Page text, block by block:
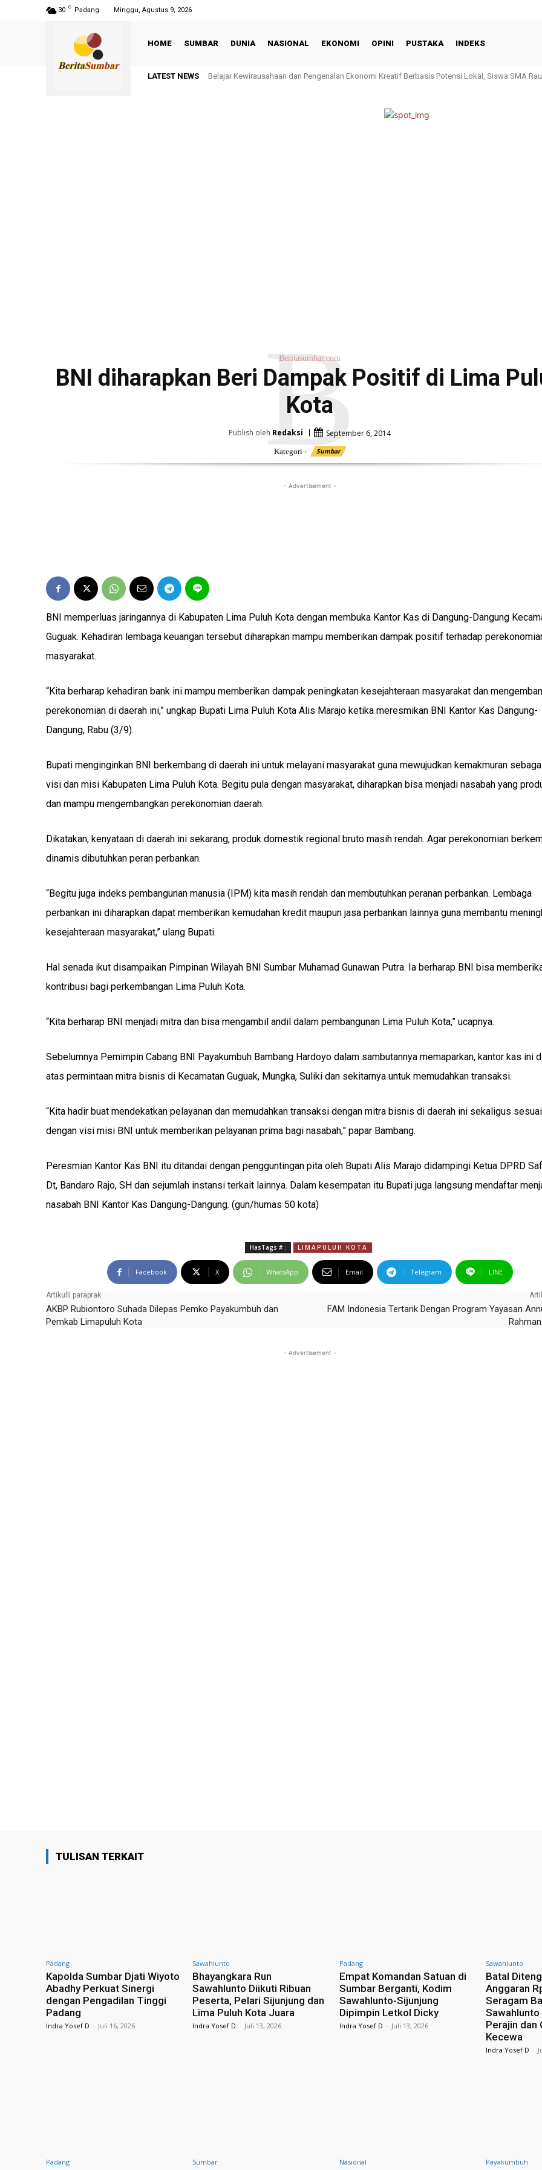
30 C Padang Minggu, Agustus 9, 2026
HOME SUMBAR DUNIA NASIONAL EKONOMI OPINI PUSTAKA INDEKS
LATEST NEWSBelajar Kewirausahaan dan Pengenalan Ekonomi Kreatif Berbasis Potensi Lokal, Siswa SMA
Melalui Program Non Fisik TMMD/N ke 129, Warga Jorong Buluah Kasok Dibekali Pemahaman
Beritasumbar.com
BNI diharapkan Beri Dampak Positif di Lima
Kota
B
Publish oleh Redaksi September 6, 2014
Kategori - Sumbar
- Advertisement -
BNI memperluas jaringannya di Kabupaten Lima Puluh Kota dengan membuka Kantor Kas di Dangung-Dangung
Guguak. Kehadiran lembaga keuangan tersebut diharapkan mampu memberikan dampak positif terhadap
masyarakat.
“Kita berharap kehadiran bank ini mampu memberikan dampak peningkatan kesejahteraan masyarakat dan
perekonomian di daerah ini,” ungkap Bupati Lima Puluh Kota Alis Marajo ketika meresmikan BNI Kantor Kas Dangung-
Dangung, Rabu (3/9).
Bupati menginginkan BNI berkembang di daerah ini untuk melayani masyarakat guna mewujudkan kemakmuran
visi dan misi Kabupaten Lima Puluh Kota. Begitu pula dengan masyarakat, diharapkan bisa menjadi nasabah yang
dan mampu mengembangkan perekonomian daerah.
Dikatakan, kenyataan di daerah ini sekarang, produk domestik regional bruto masih rendah. Agar perekonomian
dinamis dibutuhkan peran perbankan.
“Begitu juga indeks pembangunan manusia (IPM) kita masih rendah dan membutuhkan peranan perbankan. Lembaga
perbankan ini diharapkan dapat memberikan kemudahan kredit maupun jasa perbankan lainnya guna membantu
kesejahteraan masyarakat,” ulang Bupati.
Hal senada ikut disampaikan Pimpinan Wilayah BNI Sumbar Muhamad Gunawan Putra. Ia berharap BNI bisa
kontribusi bagi perkembangan Lima Puluh Kota.
“Kita berharap BNI menjadi mitra dan bisa mengambil andil dalam pembangunan Lima Puluh Kota,” ucapnya.
Sebelumnya Pemimpin Cabang BNI Payakumbuh Bambang Hardoyo dalam sambutannya memaparkan, kantor kas ini
atas permintaan mitra bisnis di Kecamatan Guguak, Mungka, Suliki dan sekitarnya untuk memudahkan transaksi.
“Kita hadir buat mendekatkan pelayanan dan memudahkan transaksi dengan mitra bisnis di daerah ini sekaligus sesuai
dengan visi misi BNI untuk memberikan pelayanan prima bagi nasabah,” papar Bambang.
Peresmian Kantor Kas BNI itu ditandai dengan pengguntingan pita oleh Bupati Alis Marajo didampingi Ketua DPRD
Dt, Bandaro Rajo, SH dan sejumlah instansi terkait lainnya. Dalam kesempatan itu Bupati juga langsung mendaftar
nasabah BNI Kantor Kas Dangung-Dangung. (gun/humas 50 kota)
HasTags # : LIMAPULUH KOTA
Facebook X WhatsApp Email Telegram LINE
Artikulli paraprak
AKBP Rubiontoro Suhada Dilepas Pemko Payakumbuh dan
Pemkab Limapuluh Kota
FAM Indonesia Tertarik Dengan Program Yayasan
- Advertisement -
TULISAN TERKAIT
Padang
Kapolda Sumbar Djati Wiyoto
Abadhy Perkuat Sinergi
dengan Pengadilan Tinggi
Padang
Indra Yosef D - Juli 16, 2026
Sawahlunto
Bhayangkara Run
Sawahlunto Diikuti Ribuan
Peserta, Pelari Sijunjung dan
Lima Puluh Kota Juara
Indra Yosef D - Juli 13, 2026
Padang
Empat Komandan Satuan di
Sumbar Berganti, Kodim
Sawahlunto-Sijunjung
Dipimpin Letkol Dicky
Indra Yosef D - Juli 13, 2026
Sawahlunto
Batal
Anggaran
Seragam
Sawahlunto
Perajin dan
Kecewa
Indra Yosef D -
Padang Sumbar Nasional Payakumbuh